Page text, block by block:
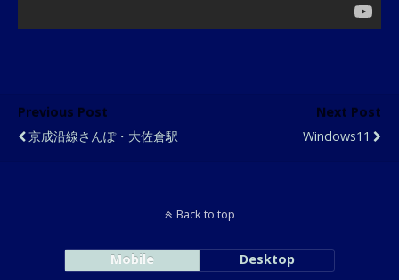
Previous Post
京成沿線さんぽ・大佐倉駅
Next Post
Windows11
Back to top
Mobile Desktop